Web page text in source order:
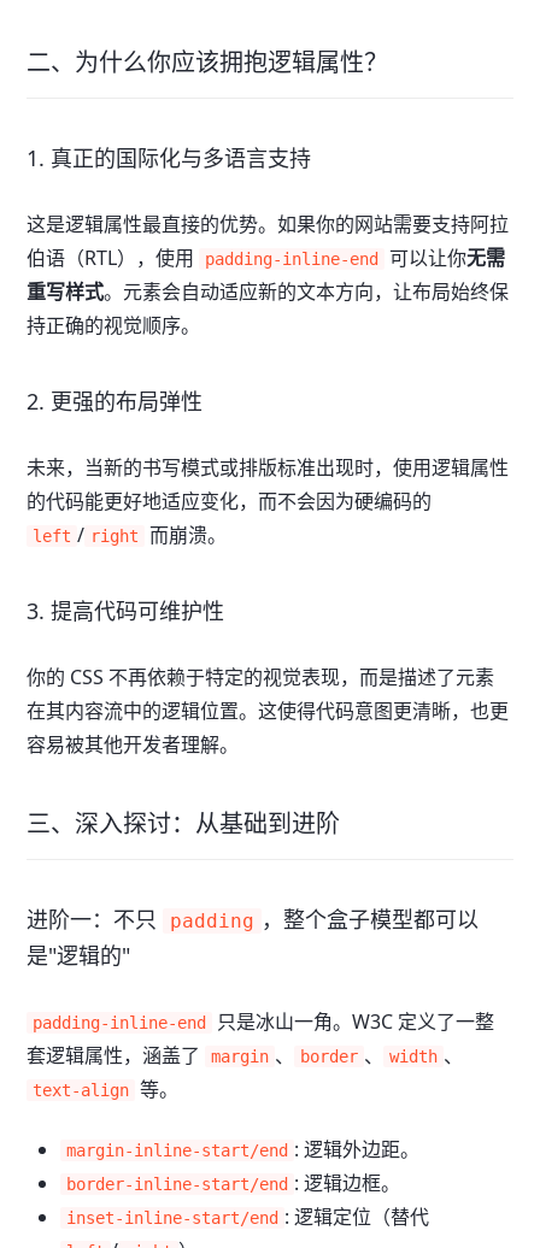
二、为什么你应该拥抱逻辑属性？
1. 真正的国际化与多语言支持
这是逻辑属性最直接的优势。如果你的网站需要支持阿拉
伯语（RTL），使用
padding-inline-end 可以让你无需
重写样式。元素会自动适应新的文本方向，让布局始终保
持正确的视觉顺序。
2. 更强的布局弹性
未来，当新的书写模式或排版标准出现时，使用逻辑属性
的代码能更好地适应变化，而不会因为硬编码的
left / right 而崩溃。
3. 提高代码可维护性
你的 CSS 不再依赖于特定的视觉表现，而是描述了元素
在其内容流中的逻辑位置。这使得代码意图更清晰，也更
容易被其他开发者理解。
三、深入探讨：从基础到进阶
进阶一：不只 padding ，整个盒子模型都可以
是"逻辑的"
padding-inline-end
只是冰山一角。W3C 定义了一整
套逻辑属性，涵盖了
margin 、 border 、 width 、
text-align 等。
margin-inline-start/end : 逻辑外边距。
border-inline-start/end : 逻辑边框。
inset-inline-start/end : 逻辑定位（替代